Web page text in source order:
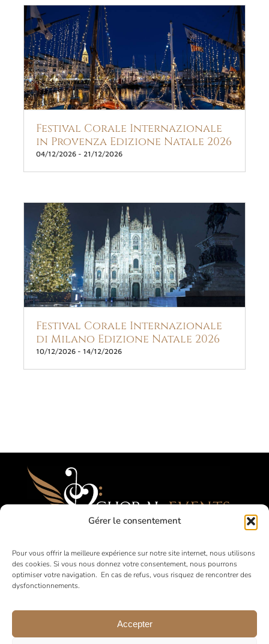
Gérer le consentement
Pour vous offrir la meilleure expérience sur notre site internet, nous utilisons
des cookies. Si vous nous donnez votre consentement, nous pourrons
optimiser votre navigation. En cas de refus, vous risquez de rencontrer des
dysfonctionnements.
Accepter
Festival Corale Internazionale
in Provenza Edizione Natale 2026
04/12/2026- 21/12/2026
Festival Corale Internazionale
di Milano Edizione Natale 2026
10/12/2026- 14/12/2026
Festival, Concorsi, Tournées per Cori
Amatoriali